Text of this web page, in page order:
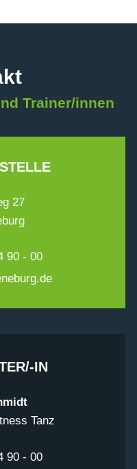
Trainer/innen
27
90 - 00
IN
Tanz
90 - 00